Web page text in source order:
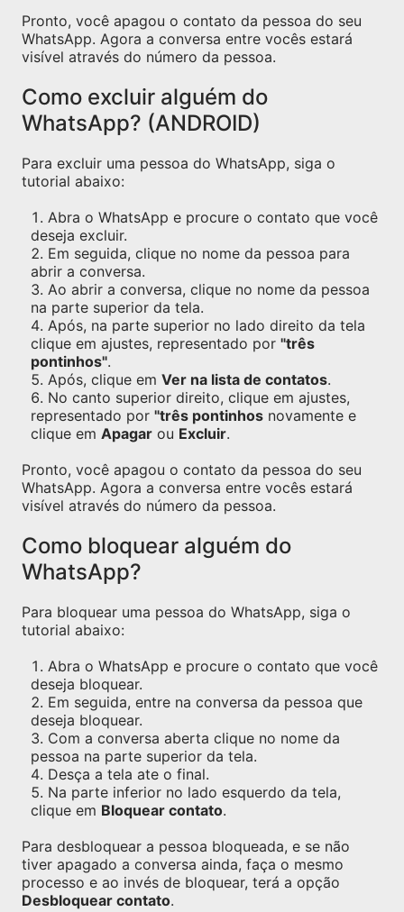
Pronto, você apagou o contato da pessoa do seu
WhatsApp. Agora a conversa entre vocês estará
visível através do número da pessoa.
Como excluir alguém do
WhatsApp? (ANDROID)
Para excluir uma pessoa do WhatsApp, siga o
tutorial abaixo:
Abra o WhatsApp e procure o contato que você
deseja excluir.
Em seguida, clique no nome da pessoa para
abrir a conversa.
Ao abrir a conversa, clique no nome da pessoa
na parte superior da tela.
Após, na parte superior no lado direito da tela
clique em ajustes, representado por "três
pontinhos".
Após, clique em Ver na lista de contatos.
No canto superior direito, clique em ajustes,
representado por "três pontinhos novamente e
clique em Apagar ou Excluir.
Pronto, você apagou o contato da pessoa do seu
WhatsApp. Agora a conversa entre vocês estará
visível através do número da pessoa.
Como bloquear alguém do
WhatsApp?
Para bloquear uma pessoa do WhatsApp, siga o
tutorial abaixo:
Abra o WhatsApp e procure o contato que você
deseja bloquear.
Em seguida, entre na conversa da pessoa que
deseja bloquear.
Com a conversa aberta clique no nome da
pessoa na parte superior da tela.
Desça a tela ate o final.
Na parte inferior no lado esquerdo da tela,
clique em Bloquear contato.
Para desbloquear a pessoa bloqueada, e se não
tiver apagado a conversa ainda, faça o mesmo
processo e ao invés de bloquear, terá a opção
Desbloquear contato.